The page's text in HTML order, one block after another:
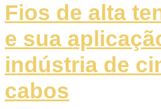
Fios de alta
e sua
indústria de
cabos